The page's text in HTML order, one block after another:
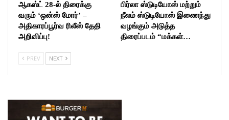
ஆகஸ்ட் 28-ல் திரைக்கு
வரும் ‘ஒன்ஸ் மோர்’ –
அதிகாரப்பூர்வ ரிலீஸ் தேதி
அறிவிப்பு!
பிர்லா ஸ்டுடியோஸ் மற்றும்
நீலம் ஸ்டுடியோஸ் இணைந்து
வழங்கும் அடுத்த
திரைப்படம் “மக்கள்…
PREV NEXT